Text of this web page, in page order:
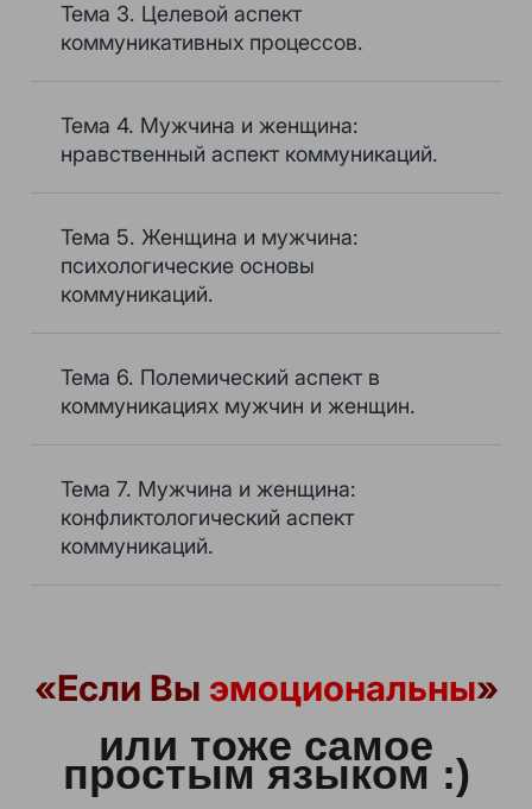
Тема 3. Целевой аспект
коммуникативных процессов.
Тема 4. Мужчина и женщина:
нравственный аспект коммуникаций.
Тема 5. Женщина и мужчина:
психологические основы
коммуникаций.
Тема 6. Полемический аспект в
коммуникациях мужчин и женщин.
Тема 7. Мужчина и женщина:
конфликтологический аспект
коммуникаций.
«Если Вы эмоциональны»
или тоже самое
простым языком :)